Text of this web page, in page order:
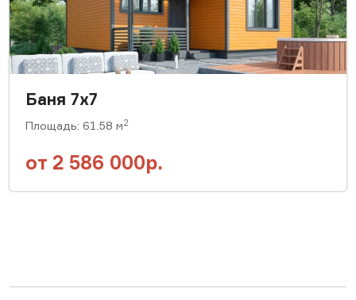
Баня 7x7
Площадь: 61.58 м2
от 2 586 000р.